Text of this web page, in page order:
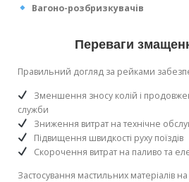
Вагоно-розбризкувачів
Переваги
Правильний догляд за рейками
Зменшення зносу колій і
служби
Зниження витрат на технічне
Підвищення швидкості руху поїздів
Скорочення витрат на паливо та
Застосування мастильних матеріалів